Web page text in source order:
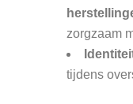
zorgzaam
tijdens